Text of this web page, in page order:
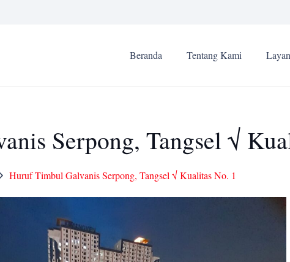
Beranda Tentang Kami
Serpong, Tangsel √
Huruf Timbul Galvanis Serpong, Tangsel √ Kualitas No. 1